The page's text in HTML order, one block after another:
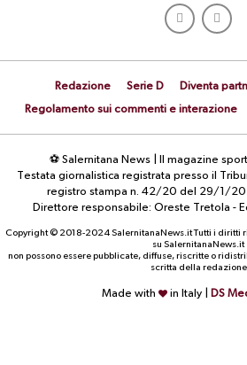
Redazione Serie D Diventa
Regolamento sui commenti e interazione
⚽ Salernitana News | Il magazine
Testata giornalistica registrata presso il
registro stampa n. 42/20 del 29/1/
Direttore responsabile: Oreste Tretola -
Copyright © 2018-2024 SalernitanaNews.it Tutti i diritti
su SalernitanaNews.it
non possono essere pubblicate, diffuse, riscritte o
scritta della redazione
Made with in Italy | DS